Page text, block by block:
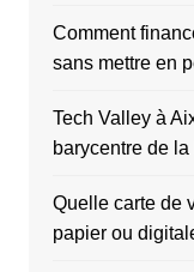
Comment
sans mettre en
Tech Valley à
barycentre de
Quelle carte de
papier ou